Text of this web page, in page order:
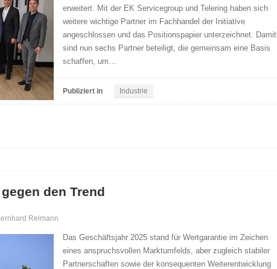
erweitert. Mit der EK Servicegroup und Telering haben sich
weitere wichtige Partner im Fachhandel der Initiative
angeschlossen und das Positionspapier unterzeichnet. Damit
sind nun sechs Partner beteiligt, die gemeinsam eine Basis
schaffen, um…
Publiziert in Industrie
den Trend
Reimann
Das Geschäftsjahr 2025 stand für Wertgarantie im Zeichen
eines anspruchsvollen Marktumfelds, aber zugleich stabiler
Partnerschaften sowie der konsequenten Weiterentwicklung